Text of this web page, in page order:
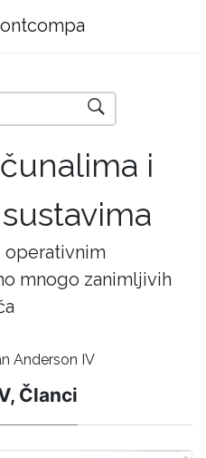
i
operativnim
mnogo zanimljivih
Anderson IV
Članci